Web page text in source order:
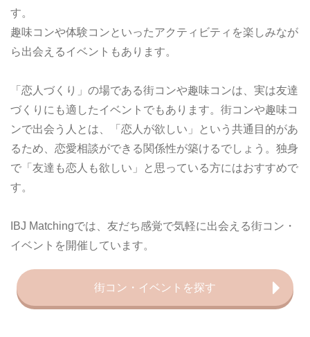
す。
趣味コンや体験コンといったアクティビティを楽しみなが
ら出会えるイベントもあります。
「恋人づくり」の場である街コンや趣味コンは、実は友達
づくりにも適したイベントでもあります。街コンや趣味コ
ンで出会う人とは、「恋人が欲しい」という共通目的があ
るため、恋愛相談ができる関係性が築けるでしょう。独身
で「友達も恋人も欲しい」と思っている方にはおすすめで
す。
IBJ Matchingでは、友だち感覚で気軽に出会える街コン・
イベントを開催しています。
街コン・イベントを探す